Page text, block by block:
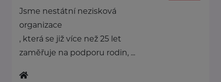
Jsme nestátní nezisková
organizace
, která se již více než 25 let
zaměřuje na podporu rodin, ...